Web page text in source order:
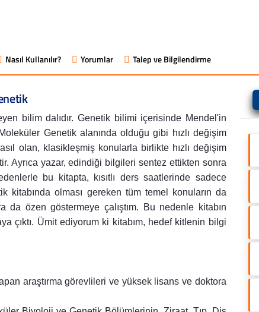
Nasıl Kullanılır? Yorumlar Talep ve Bilgilendirme
bilim dalıdır. Genetik bilimi içerisinde Mendel'in
Genetik alanında olduğu gibi hızlı değişim
olan, klasikleşmiş konularla birlikte hızlı değişim
Ayrıca yazar, edindiği bilgileri sentez ettikten sonra
bu kitapta, kısıtlı ders saatlerinde sadece
kitabında olması gereken tüm temel konuların da
da özen göstermeye çalıştım. Bu nedenle kitabın
çıktı. Ümit ediyorum ki kitabım, hedef kitlenin bilgi
araştırma görevlileri ve yüksek lisans ve doktora